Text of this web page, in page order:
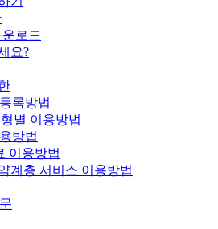
로드
요?
록방법
별 이용방법
방법
이용방법
계층 서비스 이용방법